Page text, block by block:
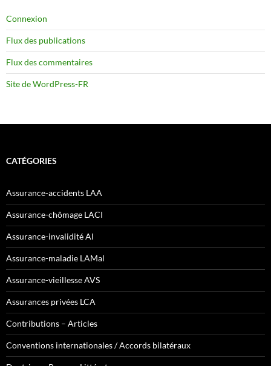
Connexion
Flux des publications
Flux des commentaires
Site de WordPress-FR
CATÉGORIES
Assurance-accidents LAA
Assurance-chômage LACI
Assurance-invalidité AI
Assurance-maladie LAMal
Assurance-vieillesse AVS
Assurances privées LCA
Contributions – Articles
Conventions internationales / Accords bilatéraux